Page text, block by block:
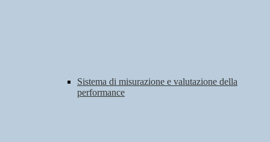
Sistema di misurazione e valutazione della
performance